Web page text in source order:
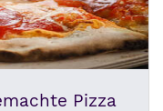
Pizza